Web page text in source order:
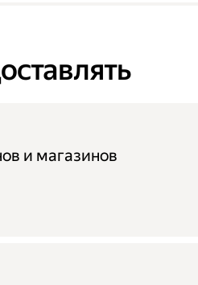
и магазинов